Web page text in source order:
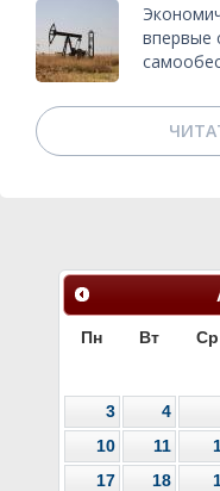
впервые
Пн Вт Ср
3
4
10
11
17
18